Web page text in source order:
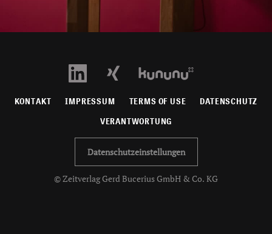
KONTAKT IMPRESSUM TERMS OF USE DATENSCHUTZ
VERANTWORTUNG
Datenschutzeinstellungen
© Zeitverlag Gerd Bucerius GmbH & Co. KG